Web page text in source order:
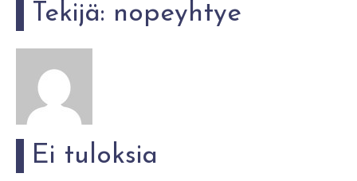
Tekijä: nopeyhtye
Ei tuloksia